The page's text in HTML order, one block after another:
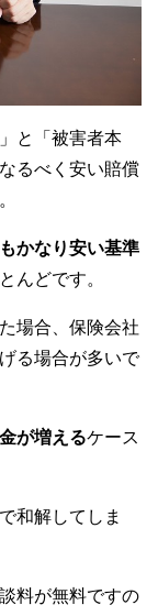
と「被害者本
るべく安い賠償
かなり安い基準
んどです。
場合、保険会社
る場合が多いで
が増えるケース
和解してしま
料が無料ですの